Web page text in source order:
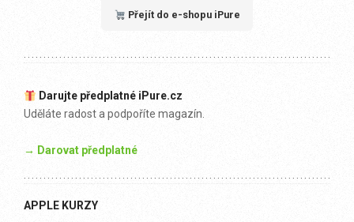
Přejít do e-shopu iPure
Darujte předplatné iPure.cz
Uděláte radost a podpoříte magazín.
→ Darovat předplatné
APPLE KURZY